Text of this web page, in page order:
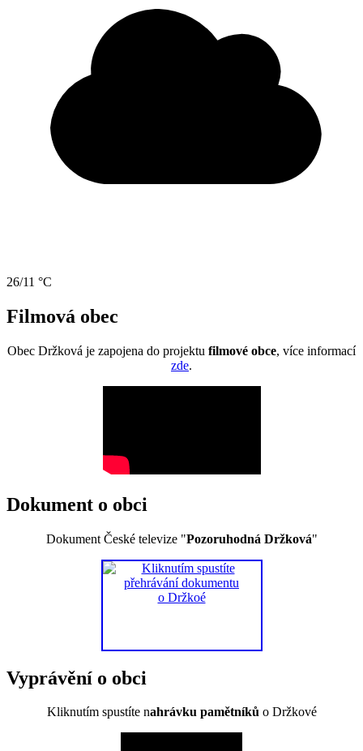
26/11 °C
Filmová obec
Obec Držková je zapojena do projektu filmové obce, více informací
zde.
Dokument o obci
Dokument České televize "Pozoruhodná Držková"
Vyprávění o obci
Kliknutím spustíte nahrávku pamětníkůo Držkové